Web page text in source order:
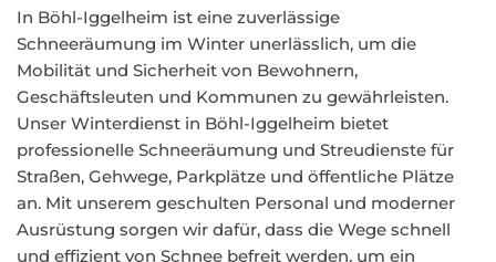
In Böhl-Iggelheim ist eine zuverlässige
Schneeräumung im Winter unerlässlich, um die
Mobilität und Sicherheit von Bewohnern,
Geschäftsleuten und Kommunen zu gewährleisten.
Unser Winterdienst in Böhl-Iggelheim bietet
professionelle Schneeräumung und Streudienste für
Straßen, Gehwege, Parkplätze und öffentliche Plätze
an. Mit unserem geschulten Personal und moderner
Ausrüstung sorgen wir dafür, dass die Wege schnell
und effizient von Schnee befreit werden, um ein